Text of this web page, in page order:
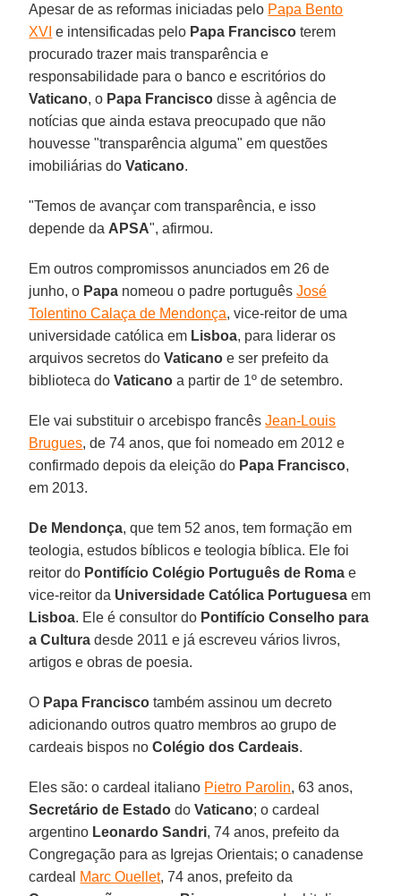
Apesar de as reformas iniciadas pelo Papa Bento
XVI e intensificadas pelo Papa Francisco terem
procurado trazer mais transparência e
responsabilidade para o banco e escritórios do
Vaticano, o Papa Francisco disse à agência de
notícias que ainda estava preocupado que não
houvesse "transparência alguma" em questões
imobiliárias doVaticano.
"Temos de avançar com transparência, e isso
depende da APSA", afirmou.
Em outros compromissos anunciados em 26 de
junho, o Papa nomeou o padre portuguêsJosé
Tolentino Calaça de Mendonça, vice-reitor de uma
universidade católica em Lisboa, para liderar os
arquivos secretos doVaticano e ser prefeito da
biblioteca doVaticano a partir de 1º de setembro.
Ele vai substituir o arcebispo francêsJean-Louis
Brugues, de 74 anos, que foi nomeado em 2012 e
confirmado depois da eleição do Papa Francisco,
em 2013.
De Mendonça, que tem 52 anos, tem formação em
teologia, estudos bíblicos e teologia bíblica. Ele foi
reitor do Pontifício Colégio Português de Roma e
vice-reitor da Universidade Católica Portuguesa em
Lisboa. Ele é consultor do Pontifício Conselho para
a Cultura desde 2011 e já escreveu vários livros,
artigos e obras de poesia.
O Papa Francisco também assinou um decreto
adicionando outros quatro membros ao grupo de
cardeais bispos noColégio dos Cardeais.
Eles são: o cardeal italiano Pietro Parolin, 63 anos,
Secretário de Estado doVaticano; o cardeal
argentino Leonardo Sandri, 74 anos, prefeito da
Congregação para as Igrejas Orientais; o canadense
cardeal Marc Ouellet, 74 anos, prefeito da